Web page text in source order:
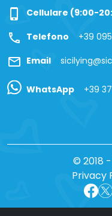
phone_iphone Cellulare (9:00-
call Telefono +39
mail Email
WhatsApp +39
© 2018 -
Privacy